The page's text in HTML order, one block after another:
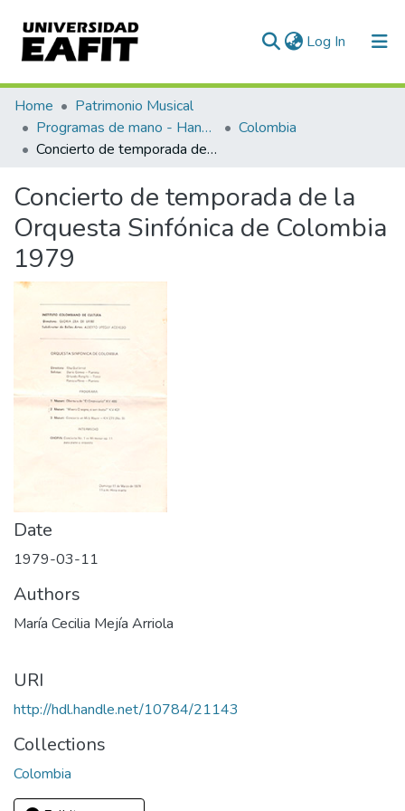
Log In (current)
Communities & Collections
All of DSpace
Home
Patrimonio Musical
Programas de mano - Hand programs
Colombia
Concierto de temporada de la Orquesta Sinfónica de Colombia 1979
Concierto de temporada de la
Orquesta Sinfónica de Colombia
1979
Date
1979-03-11
Authors
María Cecilia Mejía Arriola
URI
http://hdl.handle.net/10784/21143
Collections
Colombia